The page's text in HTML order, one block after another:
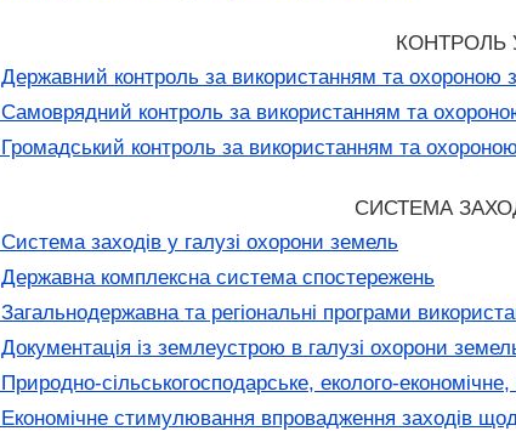
КОНТРОЛЬ
Державний контроль за використанням та охороною
Самоврядний контроль за використанням та
Громадський контроль за використанням та
СИСТЕМА
Система заходів у галузі охорони земель
Державна комплексна система спостережень
Загальнодержавна та регіональні програми
Документація із землеустрою в галузі охорони
Природно-сільськогосподарське, еколого-
Економічне стимулювання впровадження заходів